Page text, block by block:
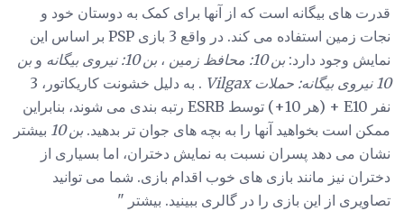
قدرت های بیگانه است که از آنها برای کمک به دوستان خود و
نجات زمین استفاده می کند. در واقع 3 بازی PSP بر اساس این
نمایش وجود دارد: بن 10: محافظ زمین ، بن 10: نیروی بیگانه و بن
10 نیروی بیگانه: حملات Vilgax
. به دلیل خشونت کاریکاتور، 3
نفر E10 + (هر 10+) توسط ESRB رتبه بندی می شوند، بنابراین
ممکن است بخواهید آنها را به بچه های جوان تر بدهید. بن 10
بیشتر
نشان می دهد پسران نسبت به نمایش دختران، اما بسیاری از
دختران نیز مانند بازی های خوب اقدام بازی. شما می توانید
تصاویری از این بازی را در گالری ببینید. بیشتر "